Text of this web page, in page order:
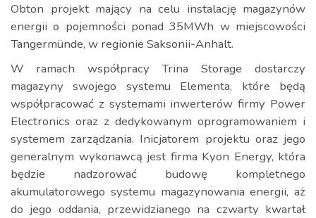
Obton projekt mający na celu instalację magazynów
energii o pojemności ponad 35MWh w miejscowości
Tangermünde, w regionie Saksonii-Anhalt.
W ramach współpracy Trina Storage dostarczy
magazyny swojego systemu Elementa, które będą
współpracować z systemami inwerterów firmy Power
Electronics oraz z dedykowanym oprogramowaniem i
systemem zarządzania. Inicjatorem projektu oraz jego
generalnym wykonawcą jest firma Kyon Energy, która
będzie nadzorować budowę kompletnego
akumulatorowego systemu magazynowania energii, aż
do jego oddania, przewidzianego na czwarty kwartał